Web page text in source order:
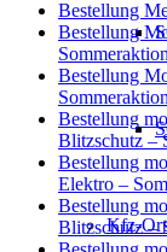
Kfz-
Bestellung
Bestellung
Sommeraktion
Bestellung
Sommeraktion
Bestellung
Blitzschutz –
Bestellung
Elektro –
Bestellung
Blitzschutz –